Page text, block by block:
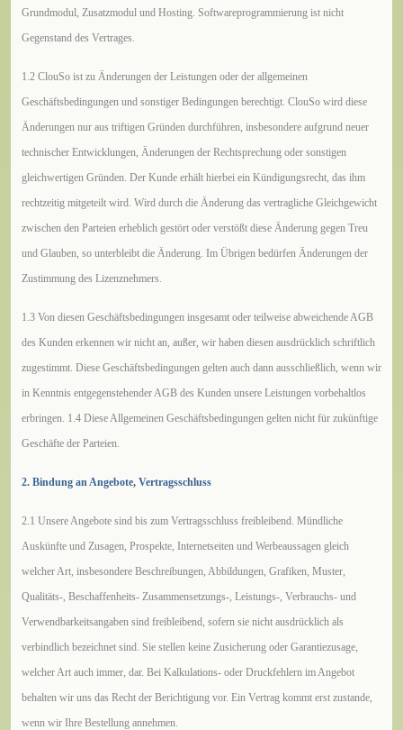
Grundmodul, Zusatzmodul und Hosting. Softwareprogrammierung ist nicht
Gegenstand des Vertrages.
1.2 ClouSo ist zu Änderungen der Leistungen oder der allgemeinen
Geschäftsbedingungen und sonstiger Bedingungen berechtigt. ClouSo wird diese
Änderungen nur aus triftigen Gründen durchführen, insbesondere aufgrund neuer
technischer Entwicklungen, Änderungen der Rechtsprechung oder sonstigen
gleichwertigen Gründen. Der Kunde erhält hierbei ein Kündigungsrecht, das ihm
rechtzeitig mitgeteilt wird. Wird durch die Änderung das vertragliche Gleichgewicht
zwischen den Parteien erheblich gestört oder verstößt diese Änderung gegen Treu
und Glauben, so unterbleibt die Änderung. Im Übrigen bedürfen Änderungen der
Zustimmung des Lizenznehmers.
1.3 Von diesen Geschäftsbedingungen insgesamt oder teilweise abweichende AGB
des Kunden erkennen wir nicht an, außer, wir haben diesen ausdrücklich schriftlich
zugestimmt. Diese Geschäftsbedingungen gelten auch dann ausschließlich, wenn wir
in Kenntnis entgegenstehender AGB des Kunden unsere Leistungen vorbehaltlos
erbringen. 1.4 Diese Allgemeinen Geschäftsbedingungen gelten nicht für zukünftige
Geschäfte der Parteien.
2. Bindung an Angebote, Vertragsschluss
2.1 Unsere Angebote sind bis zum Vertragsschluss freibleibend. Mündliche
Auskünfte und Zusagen, Prospekte, Internetseiten und Werbeaussagen gleich
welcher Art, insbesondere Beschreibungen, Abbildungen, Grafiken, Muster,
Qualitäts-, Beschaffenheits- Zusammensetzungs-, Leistungs-, Verbrauchs- und
Verwendbarkeitsangaben sind freibleibend, sofern sie nicht ausdrücklich als
verbindlich bezeichnet sind. Sie stellen keine Zusicherung oder Garantiezusage,
welcher Art auch immer, dar. Bei Kalkulations- oder Druckfehlern im Angebot
behalten wir uns das Recht der Berichtigung vor. Ein Vertrag kommt erst zustande,
wenn wir Ihre Bestellung annehmen.